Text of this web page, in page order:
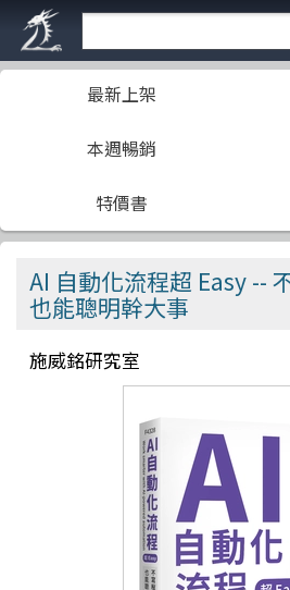
最新上架
本週暢銷
特價書
AI 自動化流程超 Easy --
也能聰明幹大事
施威銘研究室